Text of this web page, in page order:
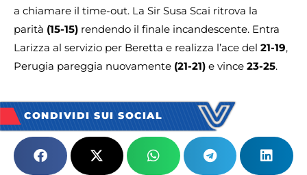
a chiamare il time-out. La Sir Susa Scai ritrova la
parità (15-15) rendendo il finale incandescente. Entra
Larizza al servizio per Beretta e realizza l’ace del 21-19,
Perugia pareggia nuovamente (21-21) e vince 23-25.
CONDIVIDI SUI SOCIAL